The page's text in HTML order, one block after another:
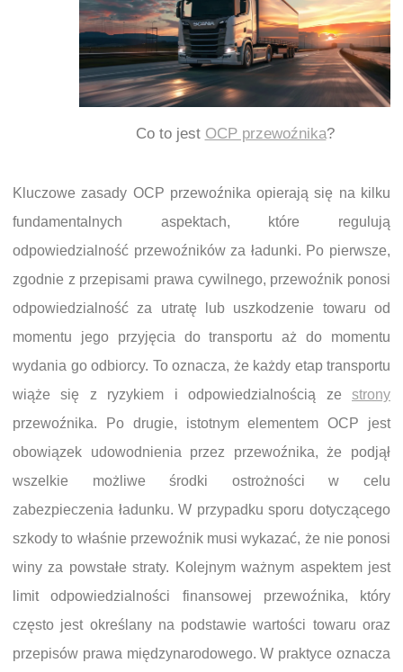
Co to jest OCP przewoźnika?
Kluczowe zasady OCP przewoźnika opierają się na kilku
fundamentalnych aspektach, które regulują
odpowiedzialność przewoźników za ładunki. Po pierwsze,
zgodnie z przepisami prawa cywilnego, przewoźnik ponosi
odpowiedzialność za utratę lub uszkodzenie towaru od
momentu jego przyjęcia do transportu aż do momentu
wydania go odbiorcy. To oznacza, że każdy etap transportu
wiąże się z ryzykiem i odpowiedzialnością ze strony
przewoźnika. Po drugie, istotnym elementem OCP jest
obowiązek udowodnienia przez przewoźnika, że podjął
wszelkie możliwe środki ostrożności w celu
zabezpieczenia ładunku. W przypadku sporu dotyczącego
szkody to właśnie przewoźnik musi wykazać, że nie ponosi
winy za powstałe straty. Kolejnym ważnym aspektem jest
limit odpowiedzialności finansowej przewoźnika, który
często jest określany na podstawie wartości towaru oraz
przepisów prawa międzynarodowego. W praktyce oznacza